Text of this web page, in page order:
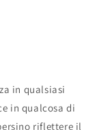
in qualsiasi
in qualcosa di
riflettere il